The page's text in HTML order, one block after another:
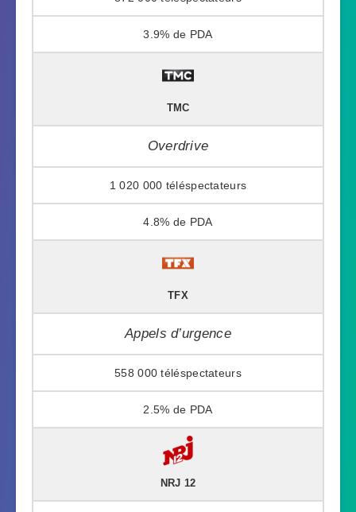
3.9%
TMC
Overdrive
1 020 000
4.8%
TFX
Appels d’urgence
558 000
2.5%
NRJ 12